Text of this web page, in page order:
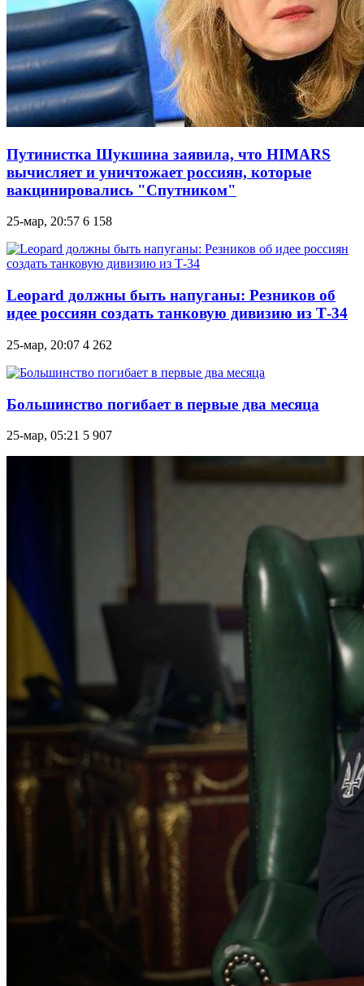
Путинистка Шукшина заявила, что HIMARS
вычисляет и уничтожает россиян, которые
вакцинировались "Спутником"
25-мар, 20:57 6 158
Leopard должны быть напуганы: Резников об
идее россиян создать танковую дивизию из Т-34
25-мар, 20:07 4 262
Большинство погибает в первые два месяца
25-мар, 05:21 5 907